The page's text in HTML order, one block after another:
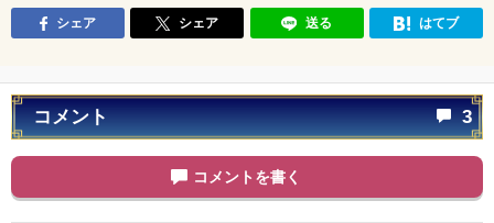
シェア シェア 送る はてブ
コメント 3
コメントを書く